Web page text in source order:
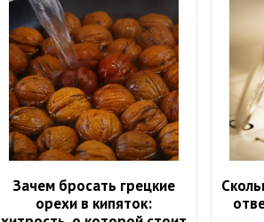
Зачем бросать грецкие
орехи в кипяток: